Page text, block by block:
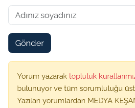
Gönder
Yorum yazarak topluluk
bulunuyor ve tüm sorumluluğu
Yazılan yorumlardan MEDYA